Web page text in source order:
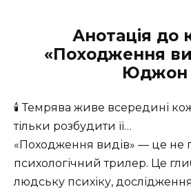
Анотація до
«Походження
Юджон
🕯 Темрява живе всередині
тільки розбудити її…
«Походження видів» — це не
психологічний трилер. Це
людську психіку,